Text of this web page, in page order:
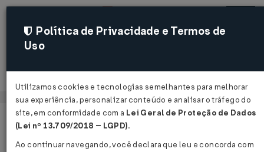
Acessar
Página Inicial
Notícias
Política de Privacidade e Termos de
Uso
Utilizamos cookies e tecnologias semelhantes para melhorar
sua experiência, personalizar conteúdo e analisar o tráfego do
site, em conformidade com a Lei Geral de Proteção de Dados
(Lei nº 13.709/2018 – LGPD).
Ao continuar navegando, você declara que leu e concorda com